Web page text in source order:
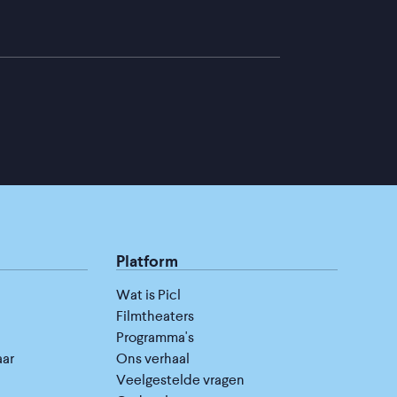
Platform
Wat is Picl
Filmtheaters
Programma's
Ons verhaal
Veelgestelde vragen